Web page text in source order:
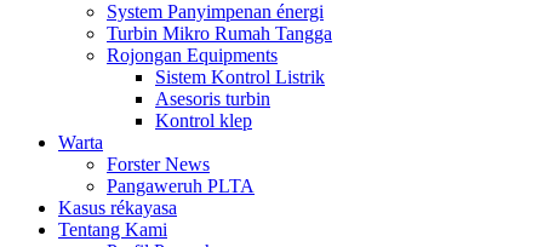
System Panyimpenan énergi
Turbin Mikro Rumah Tangga
Rojongan Equipments
Sistem Kontrol Listrik
Asesoris turbin
Kontrol klep
Warta
Forster News
Pangaweruh PLTA
Kasus rékayasa
Tentang Kami